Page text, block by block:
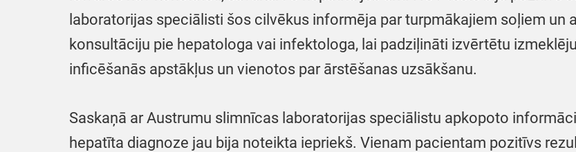
laboratorijas speciālisti šos cilvēkus informēja par turpmākajiem soļiem un
konsultāciju pie hepatologa vai infektologa, lai padziļināti izvērtētu
inficēšanās apstākļus un vienotos par ārstēšanas uzsākšanu.
Saskaņā ar Austrumu slimnīcas laboratorijas speciālistu apkopoto
hepatīta diagnoze jau bija noteikta iepriekš. Vienam pacientam pozitīvs